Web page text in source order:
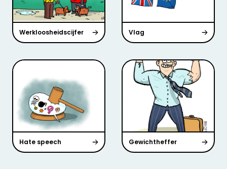
Werkloosheidscijfer Vlag
Hate speech Gewichtheffer